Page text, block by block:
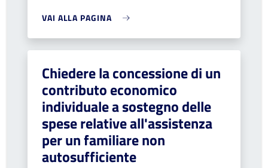
VAI ALLA PAGINA
Chiedere la concessione di un
contributo economico
individuale a sostegno delle
spese relative all'assistenza
per un familiare non
autosufficiente